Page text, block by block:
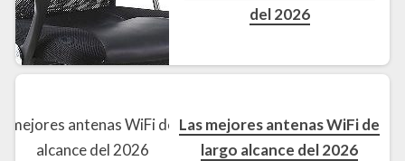
del 2026
Las mejores antenas WiFi de
largo alcance del 2026